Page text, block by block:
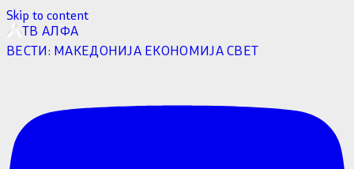
Skip to content
ТВ АЛФА
ВЕСТИ: МАКЕДОНИЈА ЕКОНОМИЈАСВЕТ